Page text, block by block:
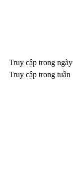
Truy cập trong ngày
Truy cập trong tuần